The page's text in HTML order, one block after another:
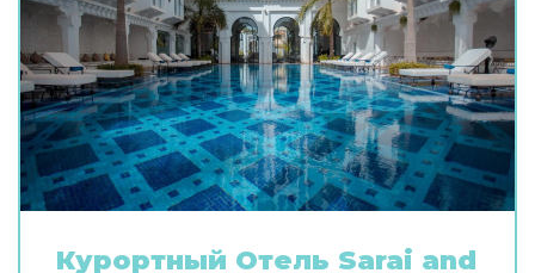
Курортный Oтель Sarai and